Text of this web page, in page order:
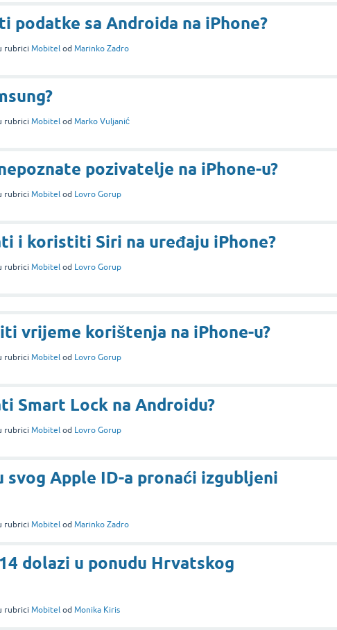
podatke sa Androida na iPhone?
rubrici Mobitel od Marinko Zadro
rubrici Mobitel od Marko Vuljanić
pozivatelje na iPhone-u?
rubrici Mobitel od Lovro Gorup
i koristiti Siri na uređaju iPhone?
rubrici Mobitel od Lovro Gorup
vrijeme korištenja na iPhone-u?
rubrici Mobitel od Lovro Gorup
Smart Lock na Androidu?
rubrici Mobitel od Lovro Gorup
svog Apple ID-a pronaći izgubljeni
rubrici Mobitel od Marinko Zadro
dolazi u ponudu Hrvatskog
rubrici Mobitel od Monika Kiris